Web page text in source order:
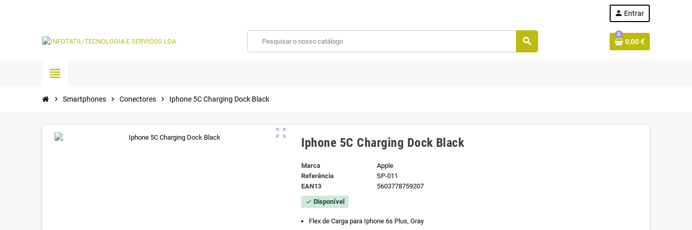
person Entrar
search
0
0,00 €
view_headline
chevron_right Smartphones chevron_right Conectores chevron_right Iphone 5C Charging Dock Black
zoom_out_map
Iphone 5C Charging Dock Black
Marca
Apple
Referência
SP-011
EAN13
5603778759207
check Disponível
Flex de Carga para Iphone 6s Plus, Gray